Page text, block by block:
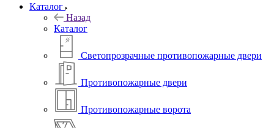
Каталог
Назад
Каталог
Светопрозрачные противопожарные двери
Противопожарные двери
Противопожарные ворота